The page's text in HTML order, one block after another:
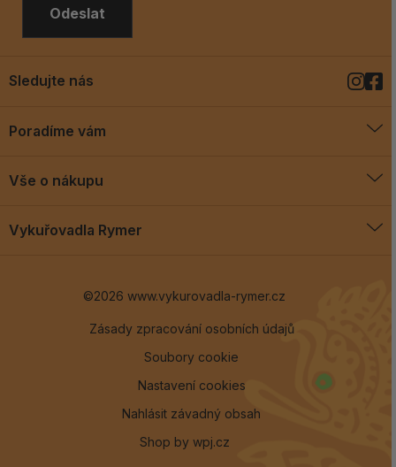
Odeslat
Poradíme vám
Blog
Vše o nákupu
Vykuřovadla Rymer
Sledujte nás
©2026 www.vykurovadla-rymer.cz
Zásady zpracování osobních údajů
Soubory cookie
Nastavení cookies
Nahlásit závadný obsah
Shop by wpj.cz